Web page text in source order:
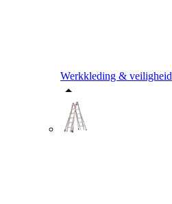
Werkkleding & veiligheid